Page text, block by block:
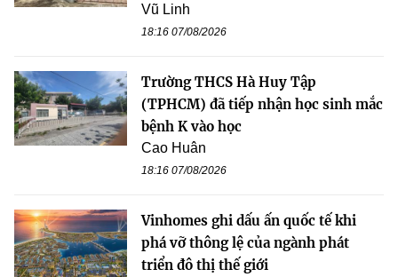
Vũ Linh
18:16 07/08/2026
Trường THCS Hà Huy Tập
(TPHCM) đã tiếp nhận học sinh mắc
bệnh K vào học
Cao Huân
18:16 07/08/2026
Vinhomes ghi dấu ấn quốc tế khi
phá vỡ thông lệ của ngành phát
triển đô thị thế giới